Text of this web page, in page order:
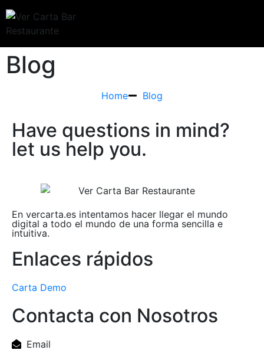
Blog
Home Blog
Have questions in mind?
let us help you.
En vercarta.es intentamos hacer llegar el mundo
digital a todo el mundo de una forma sencilla e
intuitiva.
Enlaces rápidos
Carta Demo
Contacta con Nosotros
Email